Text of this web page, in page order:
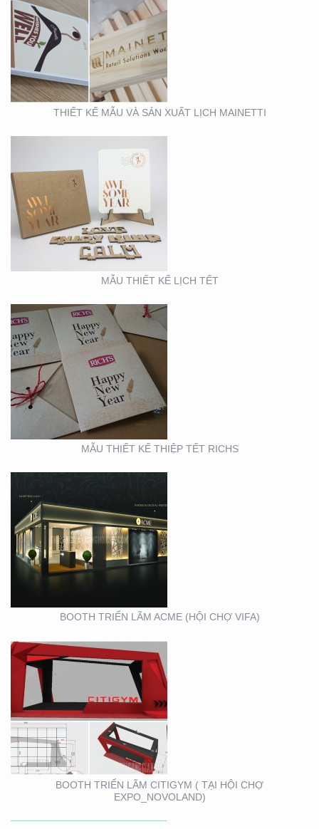
THIẾT KẾ MẪU VÀ SẢN XUẤT LỊCH MAINETTI
MẪU THIẾT KẾ LỊCH
TẾT
MẪU THIẾT KẾ LỊCH TẾT
MẪU THIẾT KẾ THIỆP
TẾT RICHS
MẪU THIẾT KẾ THIỆP TẾT RICHS
BOOTH TRIỂN LÃM
ACME (HỘI CHỢ VIFA)
BOOTH TRIỂN LÃM ACME (HỘI CHỢ VIFA)
BOOTH TRIỂN LÃM
CITIGYM ( TẠI HỘI CHỢ
EXPO_NOVOLAND)
BOOTH TRIỂN LÃM CITIGYM ( TẠI HỘI CHỢ
EXPO_NOVOLAND)
VIFA EXPO 2020 – TƯ
VẤN THIẾT KẾ THI
CÔNG GIAN HÀNG
TRIỂN LÃM